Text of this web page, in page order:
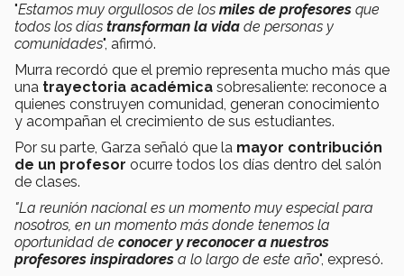
"Estamos muy orgullosos de los miles de profesores que
todos los días transforman la vida de personas y
comunidades", afirmó.
Murra recordó que el premio representa mucho más que
una trayectoria académica sobresaliente: reconoce a
quienes construyen comunidad, generan conocimiento
y acompañan el crecimiento de sus estudiantes.
Por su parte, Garza señaló que la mayor contribución
de un profesor ocurre todos los días dentro del salón
de clases.
"La reunión nacional es un momento muy especial para
nosotros, en un momento más donde tenemos la
oportunidad de conocer y reconocer a nuestros
profesores inspiradores a lo largo de este año", expresó.